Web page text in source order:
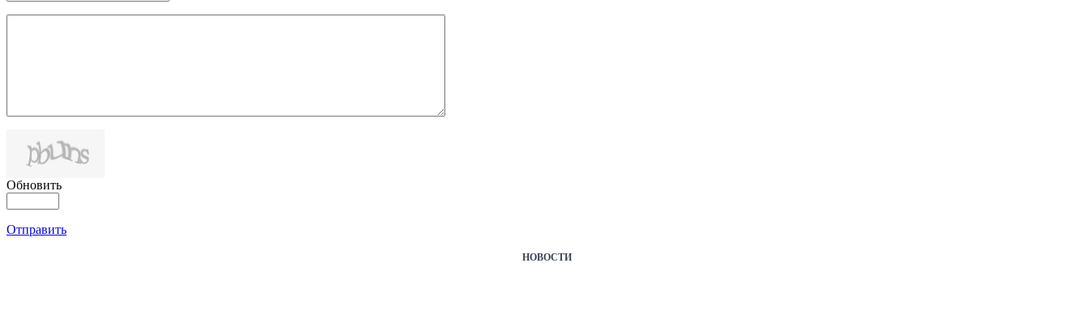
Обновить
Отправить
НОВОСТИ